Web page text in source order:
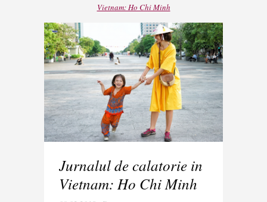
Vietnam: Ho Chi Minh
Jurnalul de calatorie in
Vietnam: Ho Chi Minh